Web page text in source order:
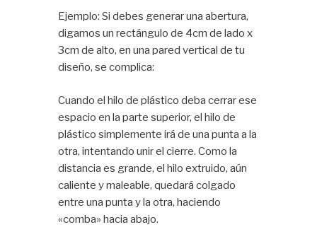
Ejemplo: Si debes generar una abertura,
digamos un rectángulo de 4cm de lado x
3cm de alto, en una pared vertical de tu
diseño, se complica:
Cuando el hilo de plástico deba cerrar ese
espacio en la parte superior, el hilo de
plástico simplemente irá de una punta a la
otra, intentando unir el cierre. Como la
distancia es grande, el hilo extruido, aún
caliente y maleable, quedará colgado
entre una punta y la otra, haciendo
«comba» hacia abajo.